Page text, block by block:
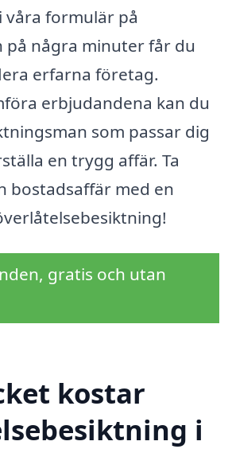
våra formulär på
på några minuter får du
erfarna företag.
erbjudandena kan du
som passar dig
en trygg affär. Ta
bostadsaffär med en
gratis och utan
kostar
i